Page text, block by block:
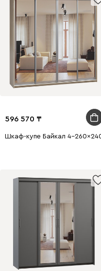
596 570
Шкаф-купе Байкал 4-